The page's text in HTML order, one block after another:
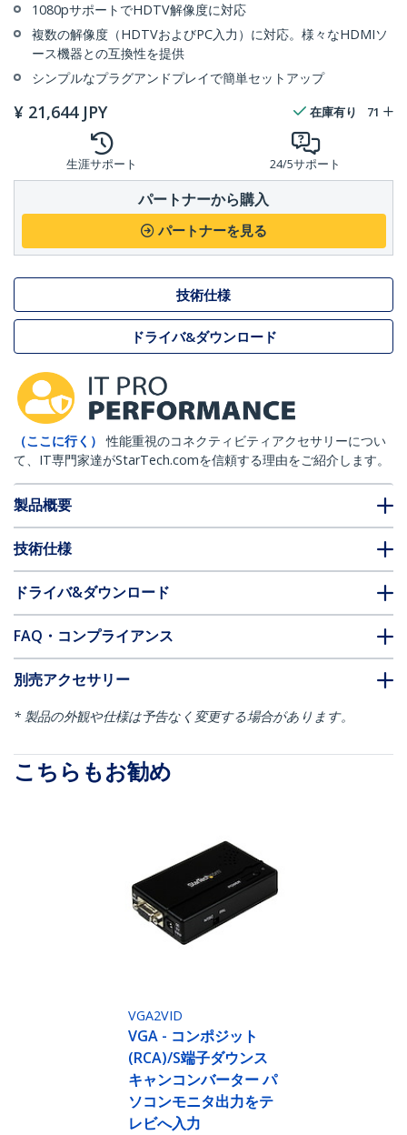
1080pサポートでHDTV解像度に対応
複数の解像度（HDTVおよびPC入力）に対応。様々なHDMIソ
ース機器との互換性を提供
シンプルなプラグアンドプレイで簡単セットアップ
¥ 21,644 JPY 在庫有り 71
生涯サポート 24/5サポート
パートナーから購入
パートナーを見る
技術仕様
ドライバ&ダウンロード
（ここに行く）
性能重視のコネクティビティアクセサリーについ
て、IT専門家達がStarTech.comを信頼する理由をご紹介します。
製品概要
技術仕様
ドライバ&ダウンロード
FAQ・コンプライアンス
別売アクセサリー
* 製品の外観や仕様は予告なく変更する場合があります。
こちらもお勧め
VGA2VID
VGA - コンポジット
(RCA)/S端子ダウンス
キャンコンバーター パ
ソコンモニタ出力をテ
レビへ入力